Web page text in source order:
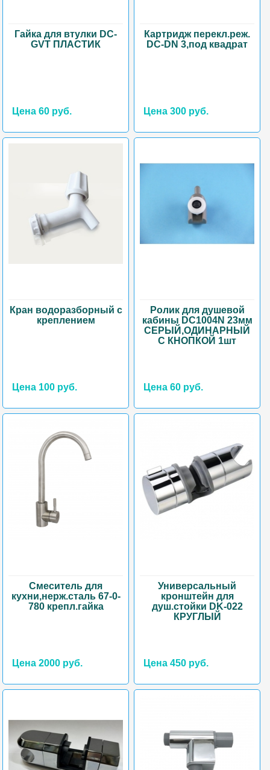
Гайка для втулки DC-
GVT ПЛАСТИК
Цена 60 руб.
Картридж перекл.реж.
DC-DN 3,под квадрат
Цена 300 руб.
Кран водоразборный с
креплением
Цена 100 руб.
Ролик для душевой
кабины DC1004N 23мм
СЕРЫЙ,ОДИНАРНЫЙ
С КНОПКОЙ 1шт
Цена 60 руб.
Смеситель для
кухни,нерж.сталь 67-0-
780 крепл.гайка
Цена 2000 руб.
Универсальный
кронштейн для
душ.стойки DK-022
КРУГЛЫЙ
Цена 450 руб.